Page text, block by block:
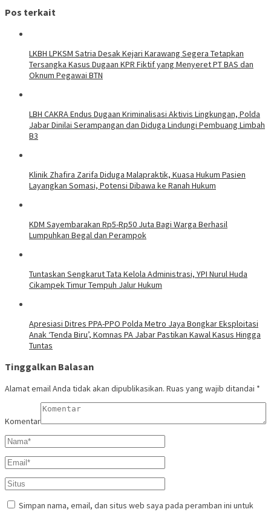
Pos terkait
LKBH LPKSM Satria Desak Kejari Karawang Segera Tetapkan
Tersangka Kasus Dugaan KPR Fiktif yang Menyeret PT BAS dan
Oknum Pegawai BTN
LBH CAKRA Endus Dugaan Kriminalisasi Aktivis Lingkungan, Polda
Jabar Dinilai Serampangan dan Diduga Lindungi Pembuang Limbah
B3
Klinik Zhafira Zarifa Diduga Malapraktik, Kuasa Hukum Pasien
Layangkan Somasi, Potensi Dibawa ke Ranah Hukum
KDM Sayembarakan Rp5-Rp50 Juta Bagi Warga Berhasil
Lumpuhkan Begal dan Perampok
Tuntaskan Sengkarut Tata Kelola Administrasi, YPI Nurul Huda
Cikampek Timur Tempuh Jalur Hukum
Apresiasi Ditres PPA-PPO Polda Metro Jaya Bongkar Eksploitasi
Anak ‘Tenda Biru’, Komnas PA Jabar Pastikan Kawal Kasus Hingga
Tuntas
Tinggalkan Balasan
Alamat email Anda tidak akan dipublikasikan. Ruas yang wajib ditandai *
Komentar
Simpan nama, email, dan situs web saya pada peramban ini untuk